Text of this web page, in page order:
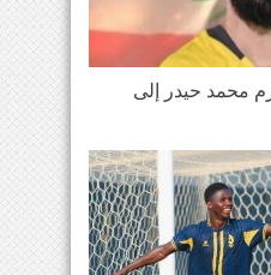
محمد حيدر إلى